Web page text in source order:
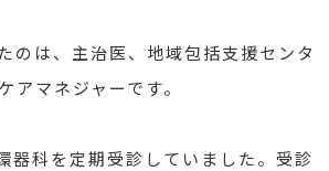
のは、主治医、地域包括支援センタ
アマネジャーです。
器科を定期受診していました。受診